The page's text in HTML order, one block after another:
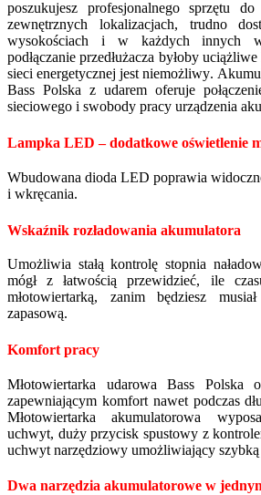
poszukujesz profesjonalnego sprzętu
zewnętrznych lokalizacjach, trudno
wysokościach i w każdych innych
podłączanie przedłużacza byłoby
sieci energetycznej jest niemożliwy.
Bass Polska z udarem oferuje
sieciowego i swobody pracy urządzenia
Lampka LED – dodatkowe oświetlenie
Wbudowana dioda LED poprawia
i wkręcania.
Wskaźnik rozładowania akumulatora
Umożliwia stałą kontrolę stopnia
mógł z łatwością przewidzieć, ile
młotowiertarką, zanim będziesz
zapasową.
Komfort pracy
Młotowiertarka udarowa Bass Polska
zapewniającym komfort nawet podczas
Młotowiertarka akumulatorowa
uchwyt, duży przycisk spustowy z
uchwyt narzędziowy umożliwiający
Dwa narzędzia akumulatorowe w